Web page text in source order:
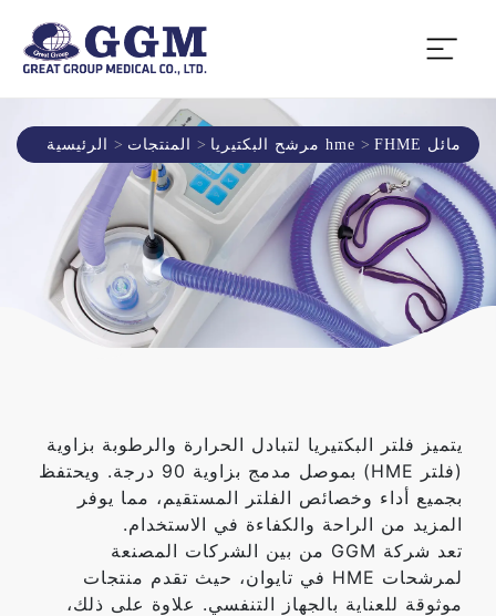
الرئيسية المنتجات مرشح البكتيريا hme FHME مائل
يتميز فلتر البكتيريا لتبادل الحرارة والرطوبة بزاوية
(فلتر HME) بموصل مدمج بزاوية 90 درجة. ويحتفظ
بجميع أداء وخصائص الفلتر المستقيم، مما يوفر
المزيد من الراحة والكفاءة في الاستخدام.
تعد شركة GGM من بين الشركات المصنعة
لمرشحات HME في تايوان، حيث تقدم منتجات
موثوقة للعناية بالجهاز التنفسي. علاوة على ذلك،